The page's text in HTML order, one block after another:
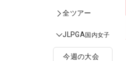
全ツアー
JLPGA国内女子
今週の大会